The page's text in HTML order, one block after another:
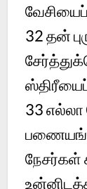
32 தன்
33 எல்லா
நேசர்கள்